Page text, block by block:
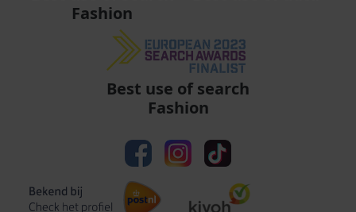
Fashion
Best use of search
Fashion